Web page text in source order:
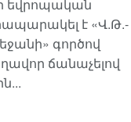
եվրոպական
է «Վ.Թ.-
գործով
ճանաչելով